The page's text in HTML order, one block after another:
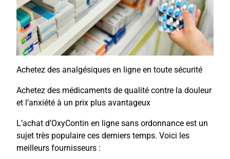
Achetez des analgésiques en ligne en toute sécurité
Achetez des médicaments de qualité contre la douleur
et l’anxiété à un prix plus avantageux
L’achat d’OxyContin en ligne sans ordonnance est un
sujet très populaire ces derniers temps. Voici les
meilleurs fournisseurs :